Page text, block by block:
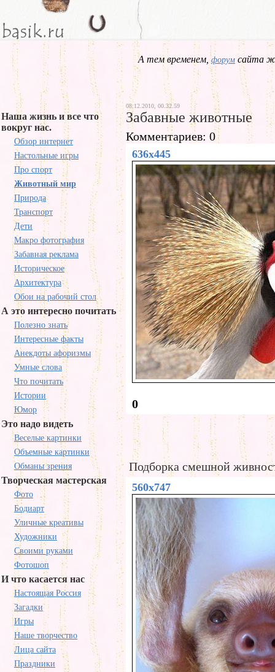
А тем временем,форум сайта
Наша жизнь и все что
вокруг нас.
Обзор интернет
Настольные игры
Про спорт
Животный мир
Природа
Транспорт
Дети
Макро фотография
Забавная реклама
Историческое
Архитектура
Обои на рабочий стол
А это интересно почитать
Полезно знать
Интересные факты
Анекдоты афоризмы
Умные слова
Что почитать
Истории
Юмор
Это надо видеть
Веселые картинки
Объемные картинки
Обманы зрения
Творческая мастерская
Фото
Бодиарт
Уличные креативы
Художники
Своими руками
Фотошоп
И что касается нас
Настоящая Россия
Загадки
Игры
Наше творчество
Лица сайта
Праздники
08.12.2010, 00.32.59
Забавные животные
Комментариев: 0
636x445
0
Подборка смешной
560x747